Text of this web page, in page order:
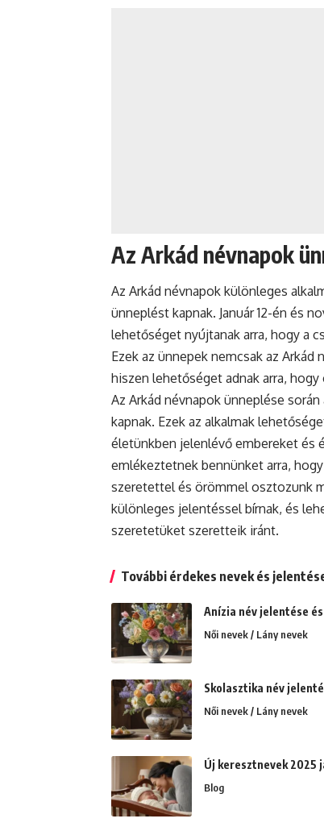
Az Arkád névnapok
Az Arkád névnapok különleges
ünneplést kapnak. Január 12-én és
lehetőséget nyújtanak arra, hogy a
Ezek az ünnepek nemcsak az
hiszen lehetőséget adnak arra,
Az Arkád névnapok ünneplése
kapnak. Ezek az alkalmak
életünkben jelenlévő embereket és
emlékeztetnek bennünket arra,
szeretettel és örömmel osztozunk
különleges jelentéssel bírnak, és
szeretetüket szeretteik iránt.
További érdekes nevek és
Anízia név jelentése
Női nevek / Lány nevek
Skolasztika név
Női nevek / Lány nevek
Új keresztnevek 2025
Blog